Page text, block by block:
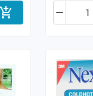
Ajouter au panier
